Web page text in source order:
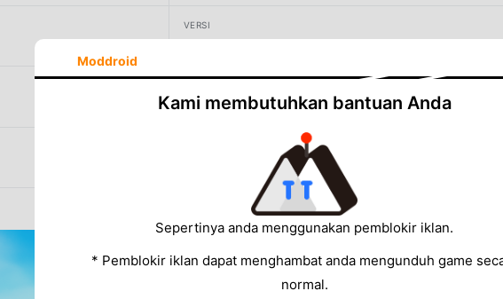
VERSI
Gamezeniq Technologies
Moddroid
Kami membutuhkan bantuan Anda
Sepertinya anda menggunakan pemblokir iklan.
* Pemblokir iklan dapat menghambat anda mengunduh game
normal.